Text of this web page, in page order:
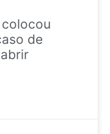
de